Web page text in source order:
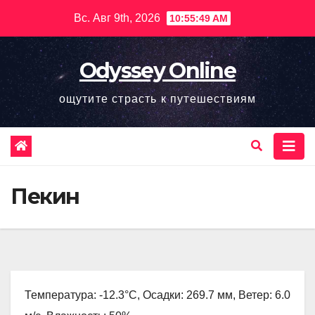
содержимому
Вс. Авг 9th, 2026 10:55:50 AM
Odyssey Online
ощутите страсть к путешествиям
Пекин
Температура: -12.3°C, Осадки: 269.7 мм, Ветер: 6.0